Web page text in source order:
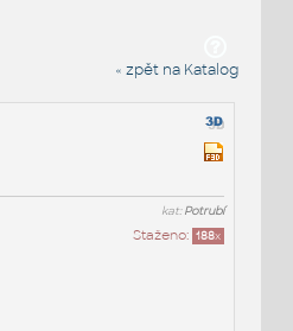
« zpět na Katalog
kat:Potrubí
Staženo: 188x